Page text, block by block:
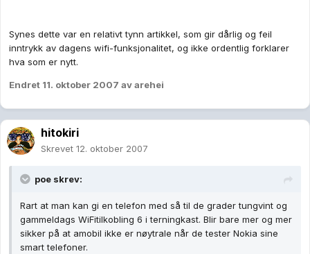
Synes dette var en relativt tynn artikkel, som gir dårlig og feil
inntrykk av dagens wifi-funksjonalitet, og ikke ordentlig forklarer
hva som er nytt.
Endret 11. oktober 2007 av arehei
hitokiri
Skrevet 12. oktober 2007
poe skrev:
Rart at man kan gi en telefon med så til de grader tungvint og
gammeldags WiFitilkobling 6 i terningkast. Blir bare mer og mer
sikker på at amobil ikke er nøytrale når de tester Nokia sine
smart telefoner.